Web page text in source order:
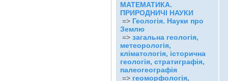
МАТЕМАТИКА.
ПРИРОДНИЧІ НАУКИ
=> Геологія. Науки про
Землю
=> загальна геологія,
метеорологія,
кліматологія, історична
геологія, стратиграфія,
палеогеографія
=> геоморфологія,